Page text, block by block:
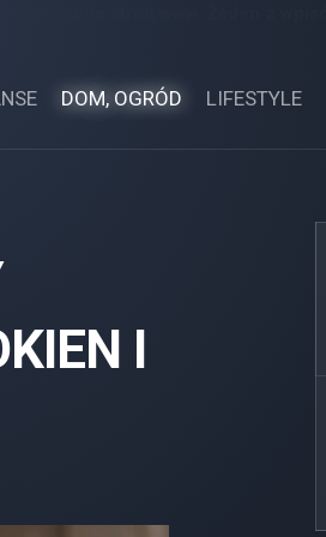
DOM, OGRÓD LIFESTYLE
I